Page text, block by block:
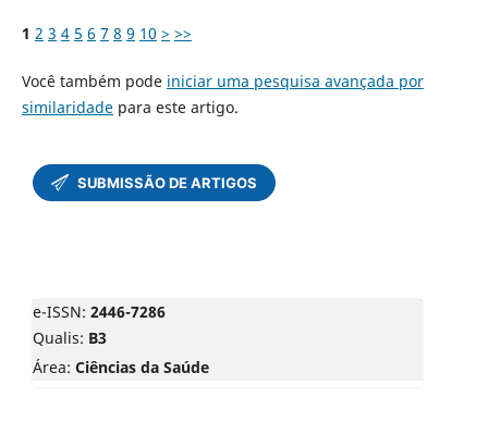
1 2 3 4 5 6 7 8 9 10 > >>
Você também pode iniciar uma pesquisa avançada por
similaridadepara este artigo.
e-ISSN: 2446-7286
Qualis: B3
Área: Ciências da Saúde